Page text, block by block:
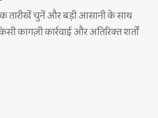
चुनें और बड़ी आसानी के साथ
कागज़ी कार्रवाई और अतिरिक्त शर्तों